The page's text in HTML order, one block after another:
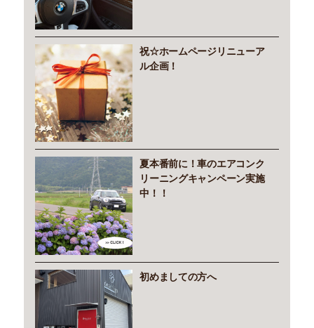
祝☆ホームページリニューア
ル企画！
夏本番前に！車のエアコンク
リーニングキャンペーン実施
中！！
初めましての方へ